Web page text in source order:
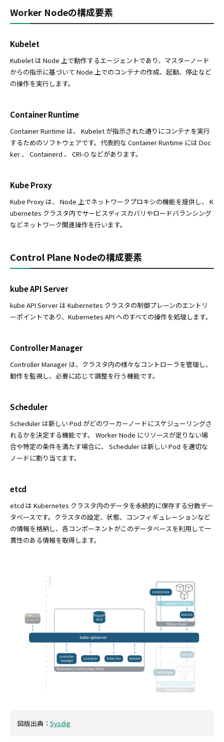
Worker Nodeの構成要素
Kubelet
Kubelet は Node 上で動作するエージェントであり、マスターノード
からの指示に基づいて Node 上でのコンテナの作成、起動、停止など
の操作を実行します。
Container Runtime
Container Runtime は、 Kubelet が指示された通りにコンテナを実行
するためのソフトウェアです。代表的な Container Runtime には Doc
ker 、 Containerd 、 CRI-O などがあります。
Kube Proxy
Kube Proxy は、 Node 上でネットワークプロキシの機能を提供し、 K
ubernetes クラスタ内でサービスディスカバリやロードバランシング
などネットワーク関連操作を行います。
Control Plane Nodeの構成要素
kube API Server
kube API Server は Kubernetes クラスタの制御プレーンのエントリ
ーポイントであり、Kubernetes API へのすべての操作を処理します。
Controller Manager
Controller Manager は、クラスタ内の様々なコントローラを管理し、
動作を監視し、必要に応じて調整を行う機能です。
Scheduler
Scheduler は新しい Pod がどのワーカーノードにスケジューリングさ
れるかを決定する機能です。 Worker Node にリソースが足りない場
合や特定の条件を満たす場合に、 Scheduler は新しい Pod を適切な
ノードに割り当てます。
etcd
etcd は Kubernetes クラスタ内のデータを永続的に保存する分散デー
タベースです。クラスタの設定、状態、コンフィギュレーションなど
の情報を格納し、各コンポーネントがこのデータベースを利用して一
貫性のある情報を取得します。
図版出典： Sysdig